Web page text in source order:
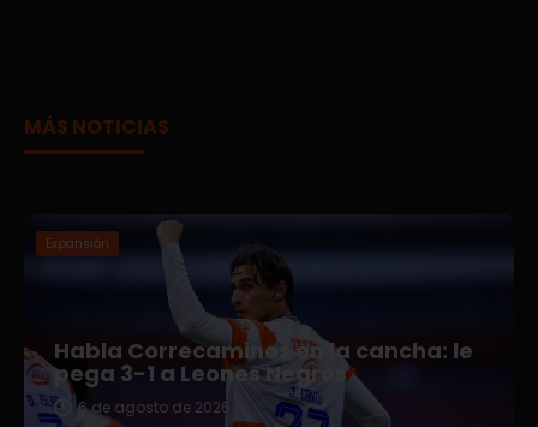
MÁS NOTICIAS
Expansión
Habla Correcaminos en la cancha: le
pega 3-1 a Leones Negros
6 de agosto de 2026